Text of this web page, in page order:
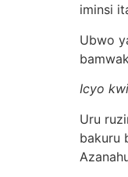
iminsi
Ubwo
Icyo
Uru
bakuru